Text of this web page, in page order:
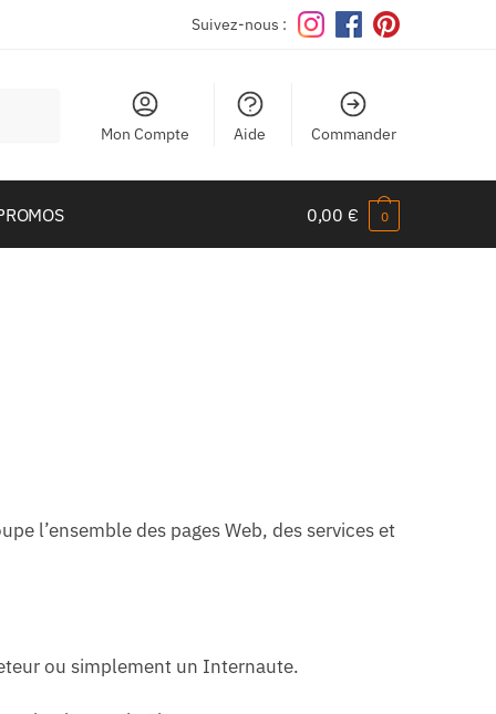
Suivez-nous :
Mon Compte Aide Commander
0,00 € 0
l’ensemble des pages Web, des services et
ou simplement un Internaute.